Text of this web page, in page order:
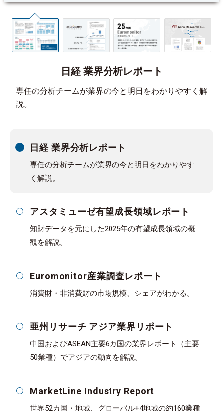
日経 業界分析レポート
専任の分析チームが業界の今と明日をわかりやすく解
説。
日経 業界分析レポート
専任の分析チームが業界の今と明日をわかりやす
く解説。
アスタミューゼ有望成長領域レポート
知財データを元にした2025年の有望成長領域の概
観を解説。
Euromonitor産業調査レポート
消費財・非消費財の市場規模、シェアがわかる。
亜州リサーチ アジア業界リポート
中国およびASEAN主要6カ国の業界レポート（主要
50業種）でアジアの動向を解説。
MarketLine Industry Report
世界52カ国・地域、グローバル+4地域の約160業種